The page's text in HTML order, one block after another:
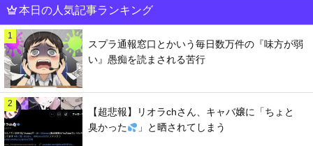
本日の人気記事ランキング
1
スプラ通報窓口とかいう毎日数万件の『味方が弱
い』愚痴を読まされる苦行
2
【超悲報】リオラchさん、キャバ嬢に「ちょと
臭かった
」と晒されてしまう